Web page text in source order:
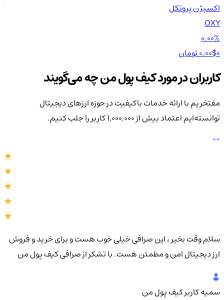
اکسیژن پروتکل
OXY
0.00%
0.00$
کاربران در مورد کیف پول من چه می‌گویند
مفتخریم با ارائه خدمات باکیفیت در حوزه ارزهای دیجیتال
توانسته‌ایم اعتماد بیش از ۱,۰۰۰,۰۰۰ کاربر را جلب کنیم.
سلام وقت بخیر ، این صرافی خیلی خوب هست و برای خرید و فروش
ارز دیجیتال امن و مطمئن هست. با تشکر از صرافی کیف پول من
سمیهکاربر کیف پول من